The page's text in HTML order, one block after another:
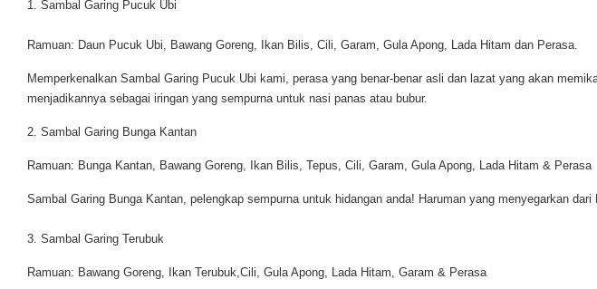
1. Sambal Garing Pucuk Ubi
Ramuan: Daun Pucuk Ubi, Bawang Goreng, Ikan Bilis, Cili, Garam, Gula Apong, Lada Hitam dan Perasa.
Memperkenalkan Sambal Garing Pucuk Ubi kami, perasa yang benar-benar asli dan lazat yang akan
menjadikannya sebagai iringan yang sempurna untuk nasi panas atau bubur.
2. Sambal Garing Bunga Kantan
Ramuan: Bunga Kantan, Bawang Goreng, Ikan Bilis, Tepus, Cili, Garam, Gula Apong, Lada Hitam & Perasa
Sambal Garing Bunga Kantan, pelengkap sempurna untuk hidangan anda! Haruman yang menyegarkan
3. Sambal Garing Terubuk
Ramuan: Bawang Goreng, Ikan Terubuk,Cili, Gula Apong, Lada Hitam, Garam & Perasa